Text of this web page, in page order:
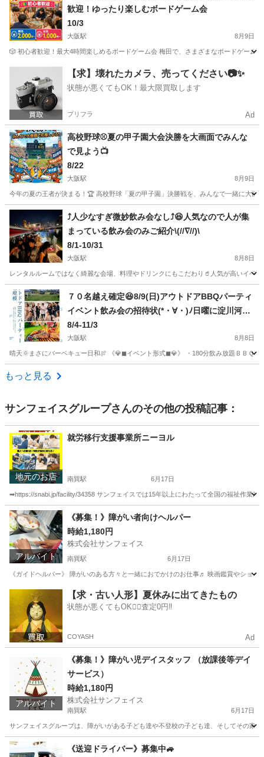
歓迎！ゆったり楽しむボードゲーム会
10/3
大阪駅 8月9日
🎲 初心者歓迎！最大4時間楽しめるボードゲーム会 梅田で、さまざまなボードゲーム
大阪駅 その他
【求】壊れたカメラ、売ってください📷✨
状態が悪くてもOK！最大限買取します
プリフラ Ad
高校野球⚾️夏の甲子園大会決勝を大画面でみんな
で見よう📺
8/22
大阪駅 8月9日
今年の夏の王者が決まる！🏆 高校野球「夏の甲子園」決勝戦を、みんなで一緒に大
大阪 大阪市 大阪駅 その他 大会
⤴︎人少なすぎ微妙飲み会なし⤴︎😆人気なので人が集
まっている飲み会のみご紹介\(//∇//)\
8/1-10/31
大阪駅 8月8日
レンタルルームではなく綺麗な会場、料理やドリンクにもこだわり🥤人気が高いイベ
大阪 大阪市 大阪駅 その他 飲み会
７０名越え確定😆8/9(日)アウトドアBBQパーティ
イベント飲み会の招待状(*・∀・)ﾉ日曜に淀川河川
敷にて開放的なバーベキュー🍖
8/4-11/3
大阪駅 8月8日
晴天🌞まさにバーベキュー日和🍖 《💎◼︎イベント形式◼︎💎》 ・180分飲み放題ＢＢＱ
大阪 大阪市
もっと見る
サンフェイスグループさんのその他の投稿記事：
地元のお店
就労移行支援事業所ニーヨル
南巽駅 6月17日
➡https://snabi.jp/facility/34358 サンフェイスでは15年以上にわたって全国の福祉作業
大阪 大阪市 南巽駅 その他
アルバイト
《募集！》障がい者向けヘルパー
時給1,180円
株式会社サンフェイス
南巽駅 6月17日
《ガイドヘルパー》 障がいのある方々と一緒におでかけのお仕事♬ 映画鑑賞やショ
南巽駅 その他 障がい者
【求・古い人形】夏休みに出てきたもの
状態が悪くてもOK🙆‍♀️査定0円‼️
COYASH Ad
アルバイト
《募集！》障がい児デイスタッフ （放課後等デイ
サービス）
時給1,180円
株式会社サンフェイス
南巽駅 6月17日
サンフェイスグループは、障がいがある子ども達や不登校の子ども達、そしてその家
大阪 大阪市 南巽駅 その他 ガイドヘルパー
《送迎ドライバー》募集中🚙